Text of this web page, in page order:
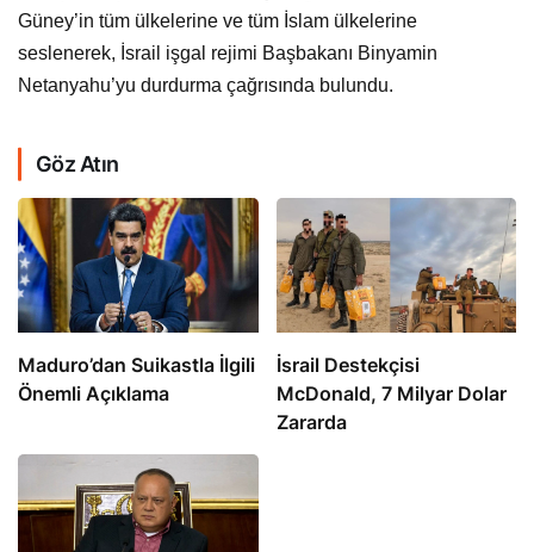
Güney’in tüm ülkelerine ve tüm İslam ülkelerine
seslenerek, İsrail işgal rejimi Başbakanı Binyamin
Netanyahu’yu durdurma çağrısında bulundu.
Göz Atın
​​​​​​​Maduro’dan Suikastla İlgili
Önemli Açıklama
İsrail Destekçisi
McDonald, 7 Milyar Dolar
Zararda